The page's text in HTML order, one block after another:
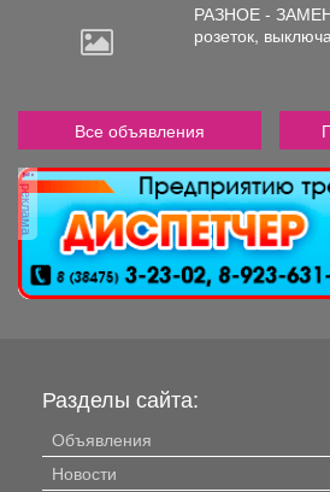
РАЗНОЕ -
розеток,
Все объявления
реклама
Разделы сайта:
Объявления
Новости